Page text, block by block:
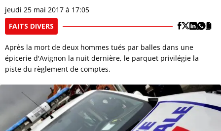
jeudi 25 mai 2017 à 17:05
FAITS DIVERS
Après la mort de deux hommes tués par balles dans une
épicerie d'Avignon la nuit dernière, le parquet privilégie la
piste du règlement de comptes.